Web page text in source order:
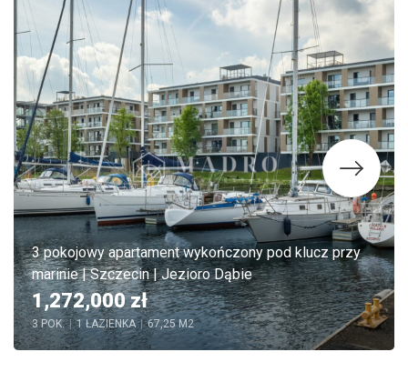
3 pokojowy apartament wykończony pod klucz przy
marinie | Szczecin | Jezioro Dąbie
1,272,000 zł
3 POK. | 1 ŁAZIENKA | 67,25 M2